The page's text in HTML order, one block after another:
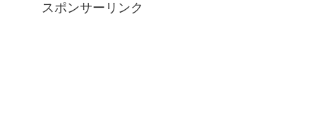
スポンサーリンク